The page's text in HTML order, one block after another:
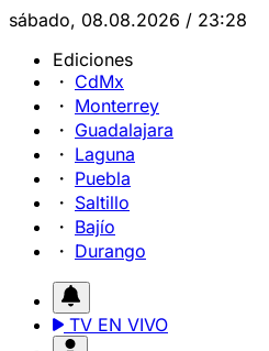
sábado, 08.08.2026 / 23:28
Ediciones
CdMx
Monterrey
Guadalajara
Laguna
Puebla
Saltillo
Bajío
Durango
TV EN VIVO